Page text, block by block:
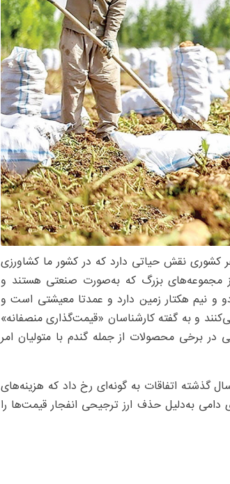
کشوری نقش حیاتی دارد که در کشور ما کشاورزی
مجموعه‌های بزرگ که به‌صورت صنعتی هستند و
دو و نیم هکتار زمین دارد و عمدتا معیشتی است و
و به گفته کارشناسان «قیمت‌گذاری منصفانه»
برخی محصولات از جمله گندم با متولیان امر
گذشته اتفاقات به گونه‌ای رخ داد که هزینه‌های
دامی به‌دلیل حذف ارز ترجیحی انفجار قیمت‌ها را